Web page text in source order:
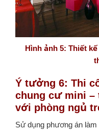
Hình ảnh 5: Thiết
Ý tưởng 6: Thi
chung cư mini –
với phòng ngủ
Sử dụng phương án